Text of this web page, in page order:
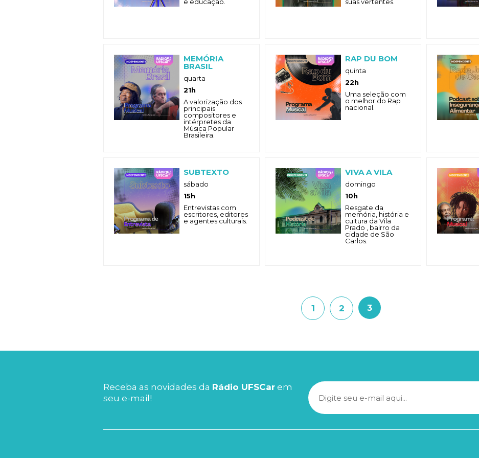
MEMÓRIA
BRASIL
quarta
21h
A valorização dos
principais
compositores e
intérpretes da
Música Popular
Brasileira.
RAP DU BOM
quinta
22h
Uma seleção com
o melhor do Rap
nacional.
SUBTEXTO
sábado
15h
Entrevistas com
escritores, editores
e agentes culturais.
VIVA A VILA
domingo
10h
Resgate da
memória, história e
cultura da Vila
Prado , bairro da
cidade de São
Carlos.
1 2 3
Receba as novidades da Rádio UFSCar em
seu e-mail!